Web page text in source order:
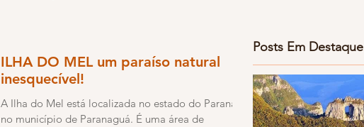
ILHA DO MEL um paraíso natural
inesquecível!
A Ilha do Mel está localizada no estado do Paraná,
no município de Paranaguá. É uma área de
Posts Em Destaque